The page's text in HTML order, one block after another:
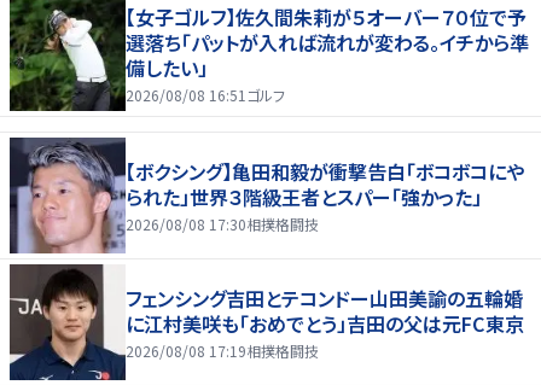
【女子ゴルフ】佐久間朱莉が５オーバー７０位で予
選落ち「パットが入れば流れが変わる。イチから準
備したい」
2026/08/08 16:51 ゴルフ
【ボクシング】亀田和毅が衝撃告白「ボコボコにや
られた」世界３階級王者とスパー「強かった」
2026/08/08 17:30相撲格闘技
フェンシング吉田とテコンドー山田美諭の五輪婚
に江村美咲も「おめでとう」吉田の父は元FC東京
2026/08/08 17:19相撲格闘技